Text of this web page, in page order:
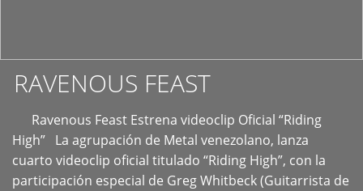
RAVENOUS FEAST
Ravenous Feast Estrena videoclip Oficial “Riding
High” La agrupación de Metal venezolano, lanza
cuarto videoclip oficial titulado “Riding High”, con la
participación especial de Greg Whitbeck (Guitarrista de